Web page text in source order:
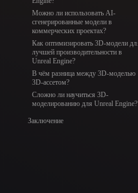
Можно ли использовать AI-
сгенерированные модели в
коммерческих проектах?
Как оптимизировать 3D-модели для
лучшей производительности в
Unreal Engine?
В чём разница между 3D-моделью и
3D-ассетом?
Сложно ли научиться 3D-
моделированию для Unreal Engine?
Заключение